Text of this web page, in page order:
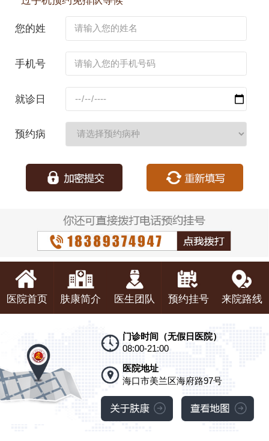
您的姓
手机号
就诊日
预约病
医院首页 肤康简介 医生团队 预约挂号 来院路线
门诊时间（无假日医院）
08:00-21:00
医院地址
海口市美兰区海府路97号